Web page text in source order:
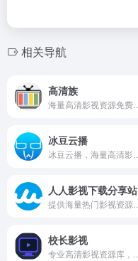
相关导航
高清族
冰豆云播
人人影视下载分享站
校长影视